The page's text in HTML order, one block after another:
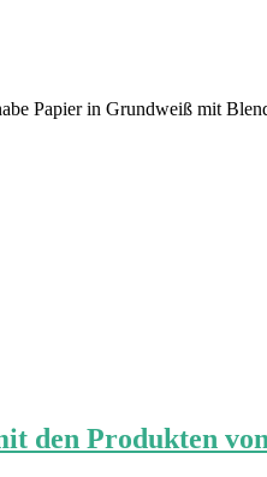
Papier in Grundweiß mit
den Produkten